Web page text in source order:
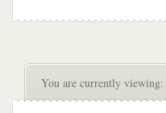
You are currently viewing: